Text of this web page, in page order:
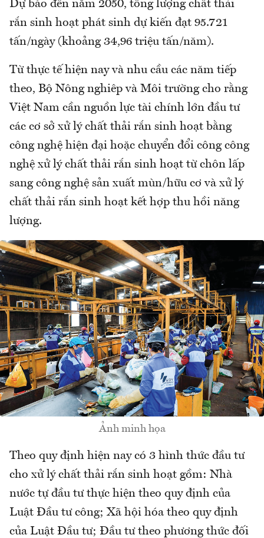
Dự báo đến năm 2050, tổng lượng chất thải
rắn sinh hoạt phát sinh dự kiến đạt 95.721
tấn/ngày (khoảng 34,96 triệu tấn/năm).
Từ thực tế hiện nay và nhu cầu các năm tiếp
theo, Bộ Nông nghiêp và Môi trường cho rằng
Việt Nam cần nguồn lực tài chính lớn đầu tư
các cơ sở xử lý chất thải rắn sinh hoạt bằng
công nghệ hiện đại hoặc chuyển đổi công công
nghệ xử lý chất thải rắn sinh hoạt từ chôn lấp
sang công nghệ sản xuất mùn/hữu cơ và xử lý
chất thải rắn sinh hoạt kết hợp thu hồi năng
lượng.
Ảnh minh họa
Theo quy định hiện nay có 3 hình thức đầu tư
cho xử lý chất thải rắn sinh hoạt gồm: Nhà
nước tự đầu tư thực hiện theo quy định của
Luật Đầu tư công; Xã hội hóa theo quy định
của Luật Đầu tư; Đầu tư theo phương thức đối